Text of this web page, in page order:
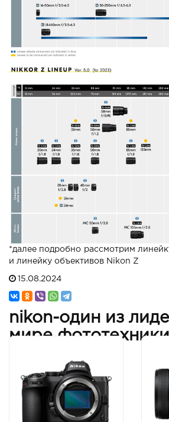
*далее подробно рассмотрим
и линейку объективов Nikon Z
15.08.2024
nikon-один из
мире фототехники